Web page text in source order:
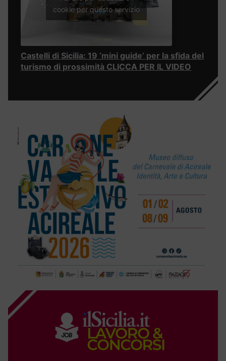
cookie per questo servizio
Castelli di Sicilia: 19 ‘mini guide’ per la sfida del
turismo di prossimità CLICCA PER IL VIDEO